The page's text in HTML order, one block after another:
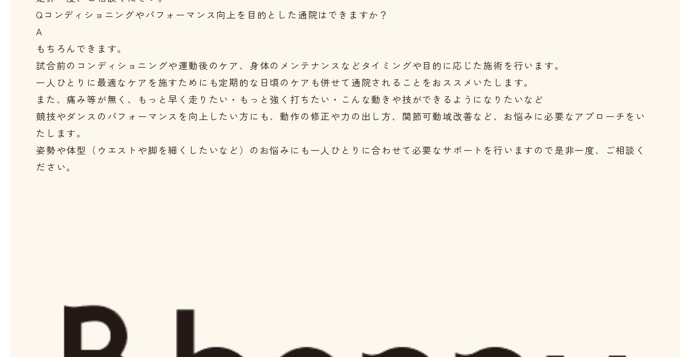
Qコンディショニングやパフォーマンス向上を目的とした通院はできますか？
A
もちろんできます。
試合前のコンディショニングや運動後のケア、身体のメンテナンスなどタイミングや目的に応じた施術を行います。
一人ひとりに最適なケアを施すためにも定期的な日頃のケアも併せて通院されることをおススメいたします。
また、痛み等が無く、もっと早く走りたい・もっと強く打ちたい・こんな動きや技ができるようになりたいなど
競技やダンスのパフォーマンスを向上したい方にも、動作の修正や力の出し方、関節可動域改善など、お悩みに必要なアプローチをい
たします。
姿勢や体型（ウエストや脚を細くしたいなど）のお悩みにも一人ひとりに合わせて必要なサポートを行いますので是非一度、ご相談く
ださい。